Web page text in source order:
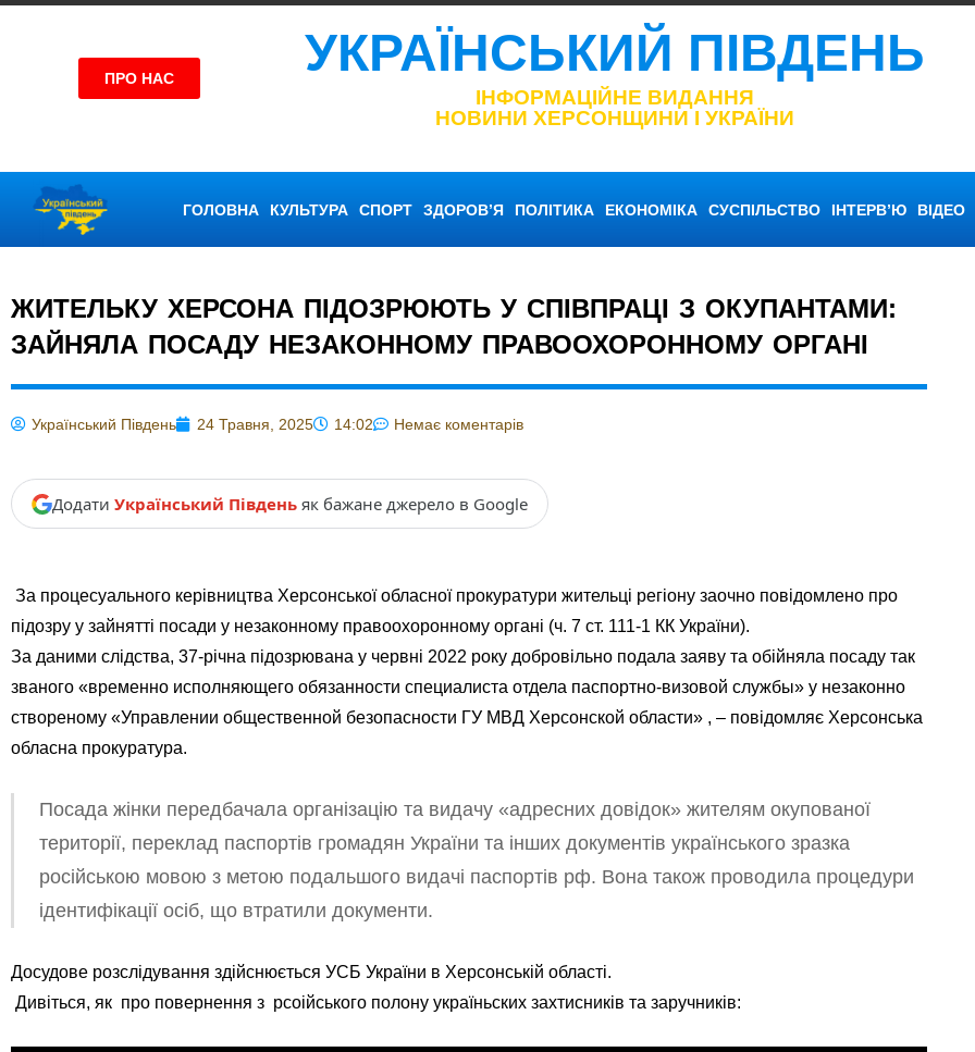
ПРО НАС УКРАЇНСЬКИЙ ПІВДЕНЬ
ІНФОРМАЦІЙНЕ ВИДАННЯ
НОВИНИ ХЕРСОНЩИНИ І УКРАЇНИ
ГОЛОВНА КУЛЬТУРА СПОРТ ЗДОРОВ’Я ПОЛІТИКА ЕКОНОМІКА СУСПІЛЬСТВО ІНТЕРВ’Ю ВІДЕО
ЖИТЕЛЬКУ ХЕРСОНА ПІДОЗРЮЮТЬ У СПІВПРАЦІ З ОКУПАНТАМИ:
ЗАЙНЯЛА ПОСАДУ НЕЗАКОННОМУ ПРАВООХОРОННОМУ ОРГАНІ
Український Південь 24 Травня, 2025 14:02 Немає коментарів
Додати Український Південь як бажане джерело в Google
За процесуального керівництва Херсонської обласної прокуратури жительці регіону заочно повідомлено про
підозру у зайнятті посади у незаконному правоохоронному органі (ч. 7 ст. 111-1 КК України).
За даними слідства, 37-річна підозрювана у червні 2022 року добровільно подала заяву та обійняла посаду так
званого «временно исполняющего обязанности специалиста отдела паспортно-визовой службы» у незаконно
створеному «Управлении общественной безопасности ГУ МВД Херсонской области» , – повідомляє Херсонська
обласна прокуратура.
Посада жінки передбачала організацію та видачу «адресних довідок» жителям окупованої
території, переклад паспортів громадян України та інших документів українського зразка
російською мовою з метою подальшого видачі паспортів рф. Вона також проводила процедури
ідентифікації осіб, що втратили документи.
Досудове розслідування здійснюється УСБ України в Херсонській області.
Дивіться, як про повернення з рсоійського полону україньских захтисників та заручників: